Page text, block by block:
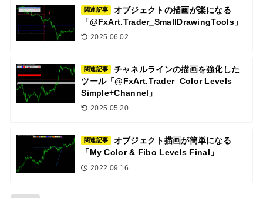
関連記事
オブジェクトの描画が楽になる
「@FxArt.Trader_SmallDrawingTools」
2025.06.02
関連記事
チャネルラインの描画を強化した
ツール「@FxArt.Trader_Color Levels
Simple+Channel」
2025.05.20
関連記事
オブジェクト描画が簡単になる
「My Color & Fibo Levels Final」
2022.09.16